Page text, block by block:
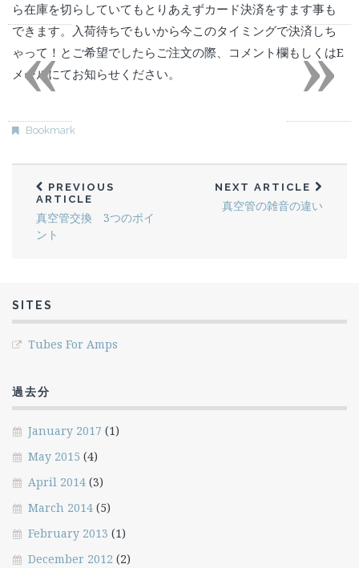
ら在庫を切らしていてもとりあえずカード決済をすます事も
できます。入荷待ちでもいから今このタイミングで決済しち
ゃって！とご希望でしたらご注文の際、コメント欄もしくはE
メールにてお知らせください。
Bookmark
PREVIOUS
ARTICLE
真空管交換 3つのポイ
ント
NEXT ARTICLE
真空管の雑音の違い
SITES
Tubes For Amps
過去分
January 2017 (1)
May 2015 (4)
April 2014 (3)
March 2014 (5)
February 2013 (1)
December 2012 (2)
»
«